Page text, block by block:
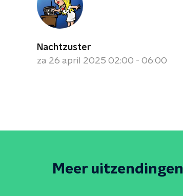
Nachtzuster
za 26 april 2025 02:00 - 06:00
Meer uitzendingen